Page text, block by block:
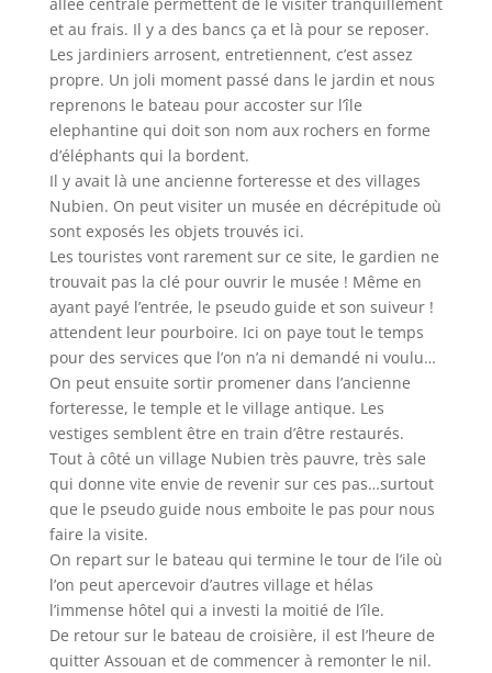
allée centrale permettent de le visiter tranquillement
et au frais. Il y a des bancs ça et là pour se reposer.
Les jardiniers arrosent, entretiennent, c’est assez
propre. Un joli moment passé dans le jardin et nous
reprenons le bateau pour accoster sur l’île
elephantine qui doit son nom aux rochers en forme
d’éléphants qui la bordent.
Il y avait là une ancienne forteresse et des villages
Nubien. On peut visiter un musée en décrépitude où
sont exposés les objets trouvés ici.
Les touristes vont rarement sur ce site, le gardien ne
trouvait pas la clé pour ouvrir le musée ! Même en
ayant payé l’entrée, le pseudo guide et son suiveur !
attendent leur pourboire. Ici on paye tout le temps
pour des services que l’on n’a ni demandé ni voulu…
On peut ensuite sortir promener dans l’ancienne
forteresse, le temple et le village antique. Les
vestiges semblent être en train d’être restaurés.
Tout à côté un village Nubien très pauvre, très sale
qui donne vite envie de revenir sur ces pas…surtout
que le pseudo guide nous emboite le pas pour nous
faire la visite.
On repart sur le bateau qui termine le tour de l’ile où
l’on peut apercevoir d’autres village et hélas
l’immense hôtel qui a investi la moitié de l’île.
De retour sur le bateau de croisière, il est l’heure de
quitter Assouan et de commencer à remonter le nil.